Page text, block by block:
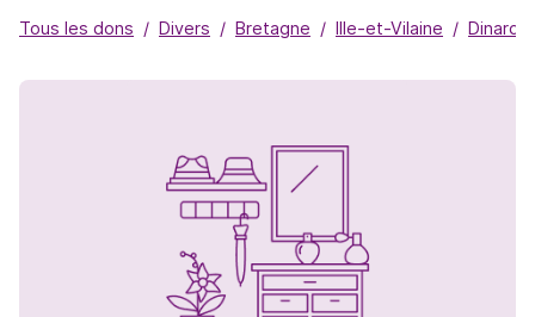
Tous les dons Divers Bretagne Ille-et-Vilaine Dinard